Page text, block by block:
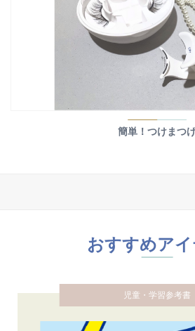
簡単！つけまつ
おすすめア
児童・学習参考書